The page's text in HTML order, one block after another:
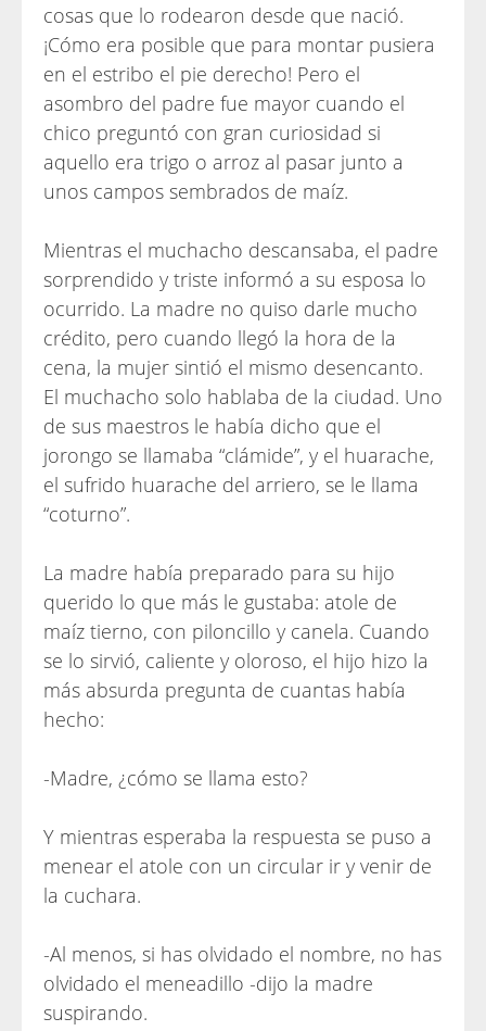
cosas que lo rodearon desde que nació.
¡Cómo era posible que para montar pusiera
en el estribo el pie derecho! Pero el
asombro del padre fue mayor cuando el
chico preguntó con gran curiosidad si
aquello era trigo o arroz al pasar junto a
unos campos sembrados de maíz.
Mientras el muchacho descansaba, el padre
sorprendido y triste informó a su esposa lo
ocurrido. La madre no quiso darle mucho
crédito, pero cuando llegó la hora de la
cena, la mujer sintió el mismo desencanto.
El muchacho solo hablaba de la ciudad. Uno
de sus maestros le había dicho que el
jorongo se llamaba “clámide”, y el huarache,
el sufrido huarache del arriero, se le llama
“coturno”.
La madre había preparado para su hijo
querido lo que más le gustaba: atole de
maíz tierno, con piloncillo y canela. Cuando
se lo sirvió, caliente y oloroso, el hijo hizo la
más absurda pregunta de cuantas había
hecho:
-Madre, ¿cómo se llama esto?
Y mientras esperaba la respuesta se puso a
menear el atole con un circular ir y venir de
la cuchara.
-Al menos, si has olvidado el nombre, no has
olvidado el meneadillo -dijo la madre
suspirando.